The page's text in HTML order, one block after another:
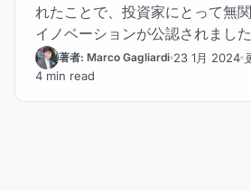
れたことで、投資家にとって無
イノベーションが公認されました
著者: Marco Gagliardi 23 1月 2024
4 min read